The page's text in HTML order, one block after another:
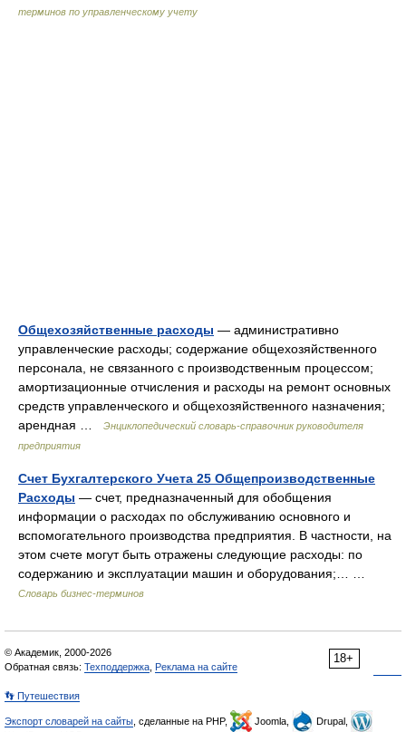
терминов по управленческому учету
Общехозяйственные расходы — административно
управленческие расходы; содержание общехозяйственного
персонала, не связанного с производственным процессом;
амортизационные отчисления и расходы на ремонт основных
средств управленческого и общехозяйственного назначения;
арендная …
Энциклопедический словарь-справочник руководителя
предприятия
Счет Бухгалтерского Учета 25 Общепроизводственные
Расходы — счет, предназначенный для обобщения
информации о расходах по обслуживанию основного и
вспомогательного производства предприятия. В частности, на
этом счете могут быть отражены следующие расходы: по
содержанию и эксплуатации машин и оборудования;… …
Словарь бизнес-терминов
18+
© Академик, 2000-2026
Обратная связь: Техподдержка Реклама на сайте
👣 Путешествия
Экспорт словарей на сайты , сделанные на PHP, Joomla,
Drupal,